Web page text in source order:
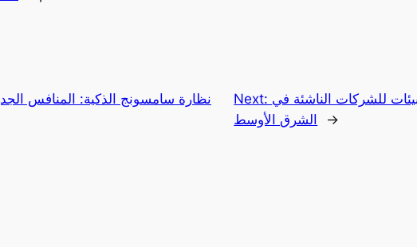
نظارة سامسونج الذكية: المنافس
Next: تدخل قائمة أفضل 5 بيئات للشركات الناشئة في
الشرق الأوسط
→